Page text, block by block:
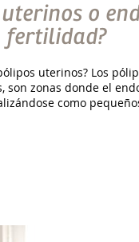
o
fertilidad?
uterinos? Los
son zonas donde el
como